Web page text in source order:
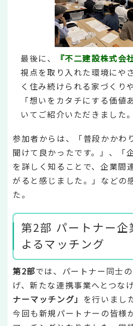
最後に、 『不二建設株式会
視点を取り入れた環境にや
く住み続けられる家づくり
「想いをカタチにする価値
いてご紹介いただきました。
参加者からは、「普段かかわ
聞けて良かったです。」、「
を詳しく知ることで、企業間
がると感じました。」などの
た。
第2部 パートナー企
よるマッチング
第2部では、パートナー同士
げ、新たな連携事業へとつな
ナーマッチング」 を行いまし
今回も新規パートナーの皆様